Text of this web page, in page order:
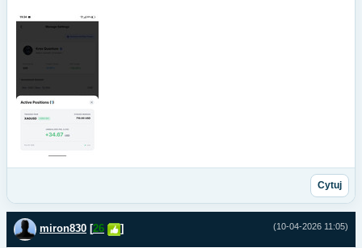
Cytuj
(10-04-2026 11:05)
miron830 [26 ]